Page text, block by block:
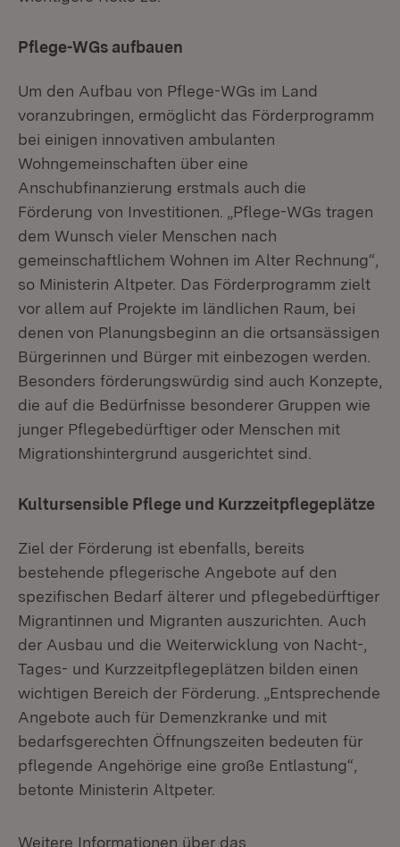
Pflege-WGs aufbauen
Um den Aufbau von Pflege-WGs im Land
voranzubringen, ermöglicht das Förderprogramm
bei einigen innovativen ambulanten
Wohngemeinschaften über eine
Anschubfinanzierung erstmals auch die
Förderung von Investitionen. „Pflege-WGs tragen
dem Wunsch vieler Menschen nach
gemeinschaftlichem Wohnen im Alter Rechnung“,
so Ministerin Altpeter. Das Förderprogramm zielt
vor allem auf Projekte im ländlichen Raum, bei
denen von Planungsbeginn an die ortsansässigen
Bürgerinnen und Bürger mit einbezogen werden.
Besonders förderungswürdig sind auch Konzepte,
die auf die Bedürfnisse besonderer Gruppen wie
junger Pflegebedürftiger oder Menschen mit
Migrationshintergrund ausgerichtet sind.
Kultursensible Pflege und Kurzzeitpflegeplätze
Ziel der Förderung ist ebenfalls, bereits
bestehende pflegerische Angebote auf den
spezifischen Bedarf älterer und pflegebedürftiger
Migrantinnen und Migranten auszurichten. Auch
der Ausbau und die Weiterwicklung von Nacht-,
Tages- und Kurzzeitpflegeplätzen bilden einen
wichtigen Bereich der Förderung. „Entsprechende
Angebote auch für Demenzkranke und mit
bedarfsgerechten Öffnungszeiten bedeuten für
pflegende Angehörige eine große Entlastung“,
betonte Ministerin Altpeter.
Weitere Informationen über das